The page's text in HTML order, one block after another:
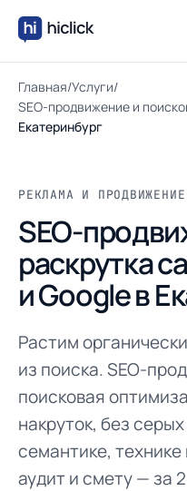
Главная/Услуги/
SEO-продвижение и
Екатеринбург
РЕКЛАМА И
SEO-
раскрутка
и Google в
Растим
из поиска. SEO-
поисковая
накруток, без
семантике, технике
аудит и смету — за